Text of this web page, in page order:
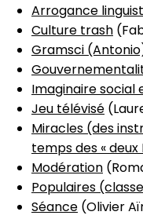
Arrogance
Culture trash
Gramsci
Imaginaire social
Jeu télévisé
Miracles (des
temps des « deux
Modération
Populaires
Séance (Olivier